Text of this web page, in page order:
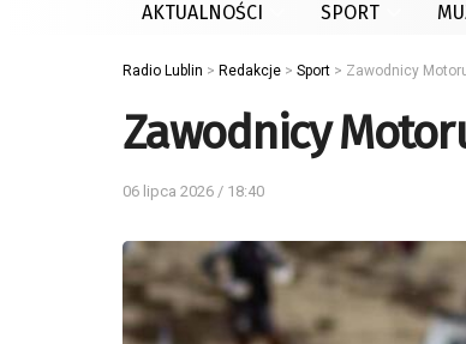
AKTUALNOŚCI SPORT
Radio Lublin > Redakcje > Sport > Zawodnicy
Zawodnicy
06 lipca 2026 / 18:40